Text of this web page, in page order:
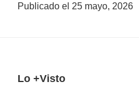
Publicado el 25 mayo, 2026
Lo +Visto